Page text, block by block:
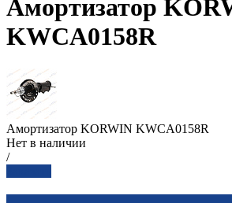
Амортизатор
KWCA0158R
Амортизатор KORWIN KWCA0158R
Нет в наличии
/